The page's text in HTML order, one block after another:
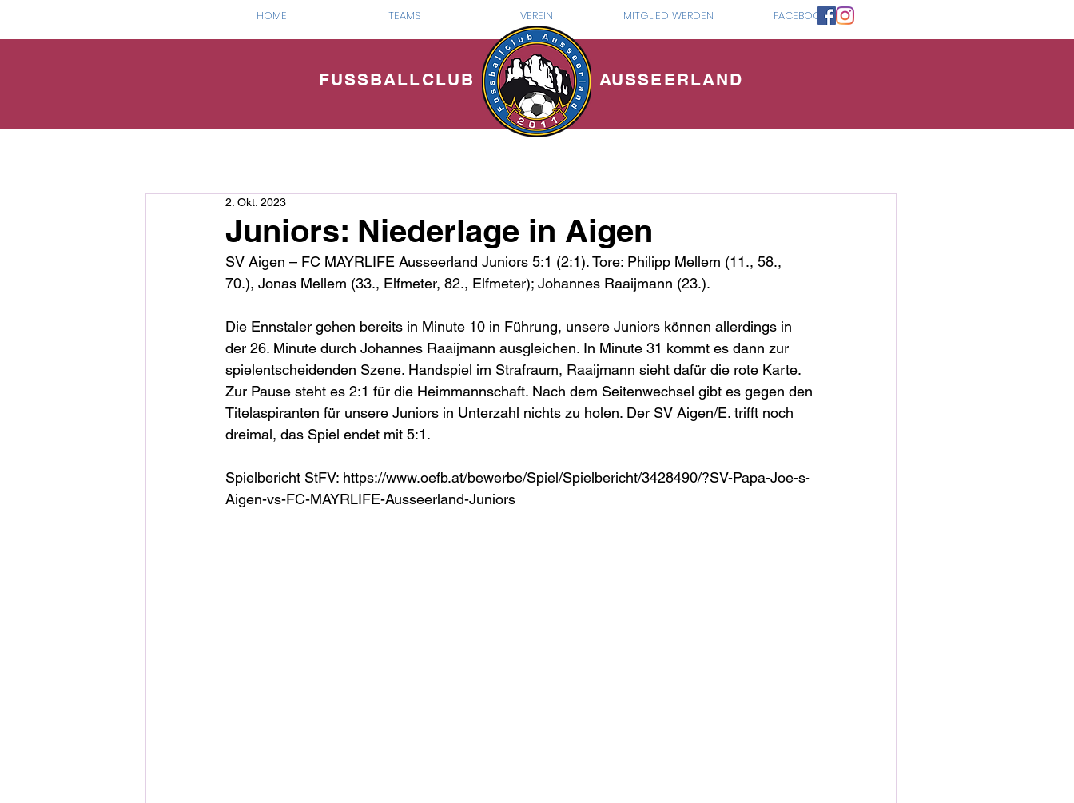
HOME TEAMS VEREIN MITGLIED WERDEN FACEBOOK
FUSSBALLCLUB AUSSEERLAND
Juniors: Niederlage in Aigen
2. Okt. 2023
SV Aigen – FC MAYRLIFE Ausseerland Juniors 5:1 (2:1). Tore: Philipp Mellem (11., 58.,
70.), Jonas Mellem (33., Elfmeter, 82., Elfmeter); Johannes Raaijmann (23.).
Die Ennstaler gehen bereits in Minute 10 in Führung, unsere Juniors können allerdings in
der 26. Minute durch Johannes Raaijmann ausgleichen. In Minute 31 kommt es dann zur
spielentscheidenden Szene. Handspiel im Strafraum, Raaijmann sieht dafür die rote Karte.
Zur Pause steht es 2:1 für die Heimmannschaft. Nach dem Seitenwechsel gibt es gegen den
Titelaspiranten für unsere Juniors in Unterzahl nichts zu holen. Der SV Aigen/E. trifft noch
dreimal, das Spiel endet mit 5:1.
Spielbericht StFV: https://www.oefb.at/bewerbe/Spiel/Spielbericht/3428490/?SV-Papa-Joe-s-
Aigen-vs-FC-MAYRLIFE-Ausseerland-Juniors